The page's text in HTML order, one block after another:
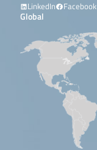
LinkedIn
Facebook
Global